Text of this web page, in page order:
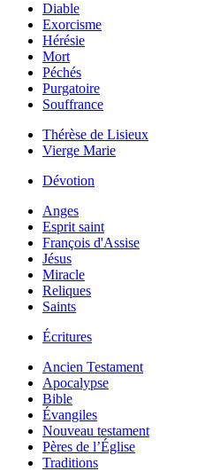
Diable
Exorcisme
Hérésie
Mort
Péchés
Purgatoire
Souffrance
Thérèse de Lisieux
Vierge Marie
Dévotion
Anges
Esprit saint
François d'Assise
Jésus
Miracle
Reliques
Saints
Écritures
Ancien Testament
Apocalypse
Bible
Évangiles
Nouveau testament
Pères de l’Église
Traditions